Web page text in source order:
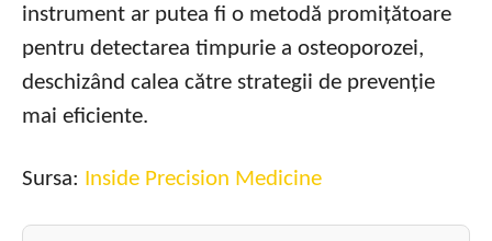
instrument ar putea fi o metodă promițătoare
pentru detectarea timpurie a osteoporozei,
deschizând calea către strategii de prevenție
mai eficiente.
Sursa: Inside Precision Medicine